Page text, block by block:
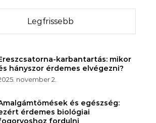
Legfrissebb
karbantartás: mikor
hányszor érdemes elvégezni?
november 2.
és egészség:
érdemes biológiai
fordulni